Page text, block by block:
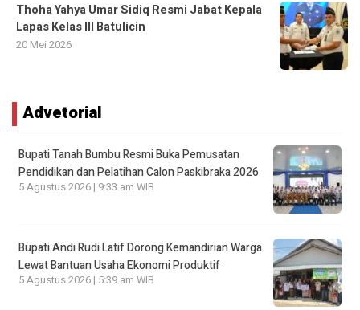
Thoha Yahya Umar Sidiq Resmi Jabat Kepala
Lapas Kelas III Batulicin
20 Mei 2026
Advetorial
Bupati Tanah Bumbu Resmi Buka Pemusatan
Pendidikan dan Pelatihan Calon Paskibraka 2026
5 Agustus 2026 | 9:33 am WIB
Bupati Andi Rudi Latif Dorong Kemandirian Warga
Lewat Bantuan Usaha Ekonomi Produktif
5 Agustus 2026 | 5:39 am WIB